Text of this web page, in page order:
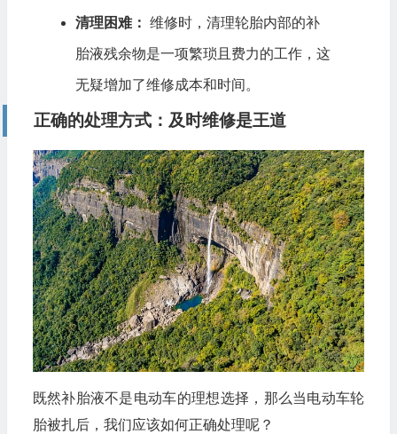
清理困难： 维修时，清理轮胎内部的补
胎液残余物是一项繁琐且费力的工作，这
无疑增加了维修成本和时间。
正确的处理方式：及时维修是王道
既然补胎液不是电动车的理想选择，那么当电动车轮
胎被扎后，我们应该如何正确处理呢？